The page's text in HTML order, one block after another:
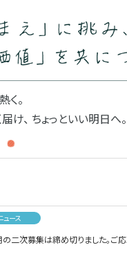
く。
け、 ちょっといい明日へ。
ュース
二次募集は締め切りました。ご応